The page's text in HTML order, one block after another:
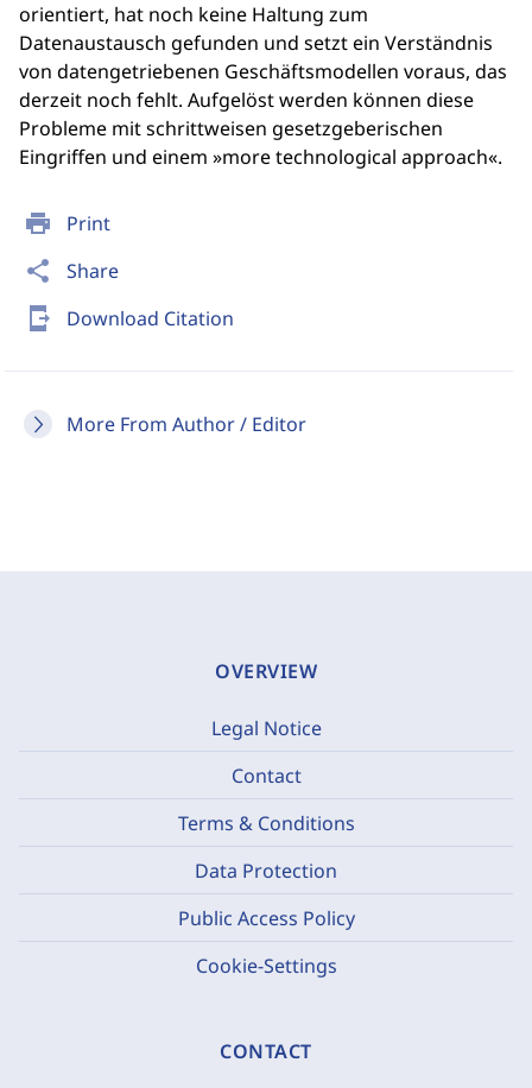
print Print
share Share
send_to_mobile Download Citation
More From Author / Editor
orientiert, hat noch keine Haltung zum
Datenaustausch gefunden und setzt ein Verständnis
von datengetriebenen Geschäftsmodellen voraus, das
derzeit noch fehlt. Aufgelöst werden können diese
Probleme mit schrittweisen gesetzgeberischen
Eingriffen und einem »more technological approach«.
OVERVIEW
Legal Notice
Contact
Terms & Conditions
Data Protection
Public Access Policy
Cookie-Settings
CONTACT